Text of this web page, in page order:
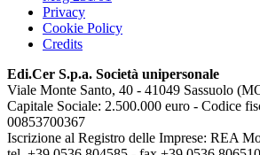
Privacy
Cookie Policy
Credits
Edi.Cer S.p.a. Società unipersonale
Viale Monte Santo, 40 - 41049 Sassuolo
Capitale Sociale: 2.500.000 euro - Codice
00853700367
Iscrizione al Registro delle Imprese: REA